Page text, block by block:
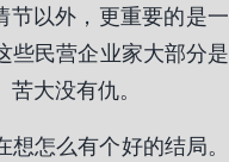
节以外，更重要的是一
些民营企业家大部分是
大没有仇。
怎么有个好的结局。